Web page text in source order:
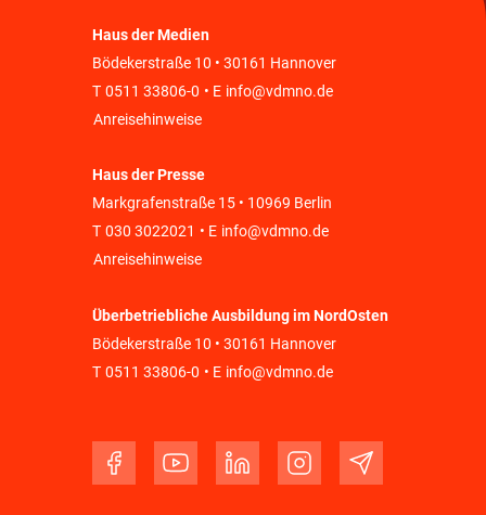
Haus der Medien
Bödekerstraße 10 • 30161 Hannover
T 0511 33806-0 • E info@vdmno.de
Anreisehinweise
Haus der Presse
Markgrafenstraße 15 • 10969 Berlin
T 030 3022021 • E info@vdmno.de
Anreisehinweise
Überbetriebliche Ausbildung im NordOsten
Bödekerstraße 10 • 30161 Hannover
T 0511 33806-0 • E info@vdmno.de